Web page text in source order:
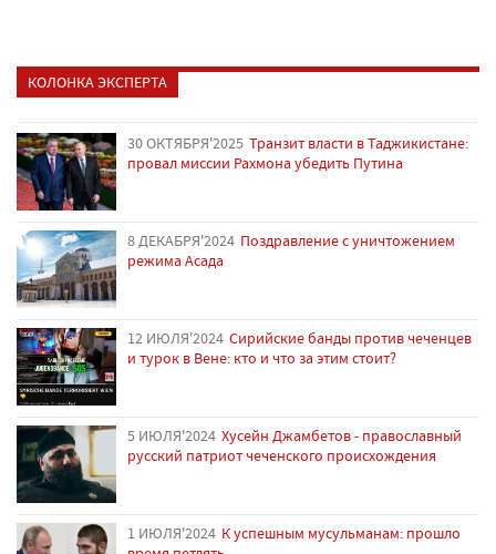
КОЛОНКА ЭКСПЕРТА
30 ОКТЯБРЯ'2025 Транзит власти в Таджикистане:
провал миссии Рахмона убедить Путина
8 ДЕКАБРЯ'2024 Поздравление с уничтожением
режима Асада
12 ИЮЛЯ'2024 Сирийские банды против чеченцев
и турок в Вене: кто и что за этим стоит?
5 ИЮЛЯ'2024 Хусейн Джамбетов - православный
русский патриот чеченского происхождения
1 ИЮЛЯ'2024 К успешным мусульманам: прошло